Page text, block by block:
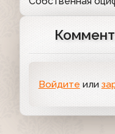
Войдите или